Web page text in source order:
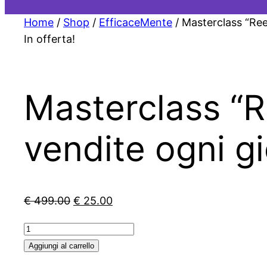
Home / Shop / EfficaceMente / Masterclass
In offerta!
Masterclass
vendite ogni
€499.00 Il
originale
era:
€ 25.00Il
attuale
Masterclass
“Reels
Aggiungi al carrello